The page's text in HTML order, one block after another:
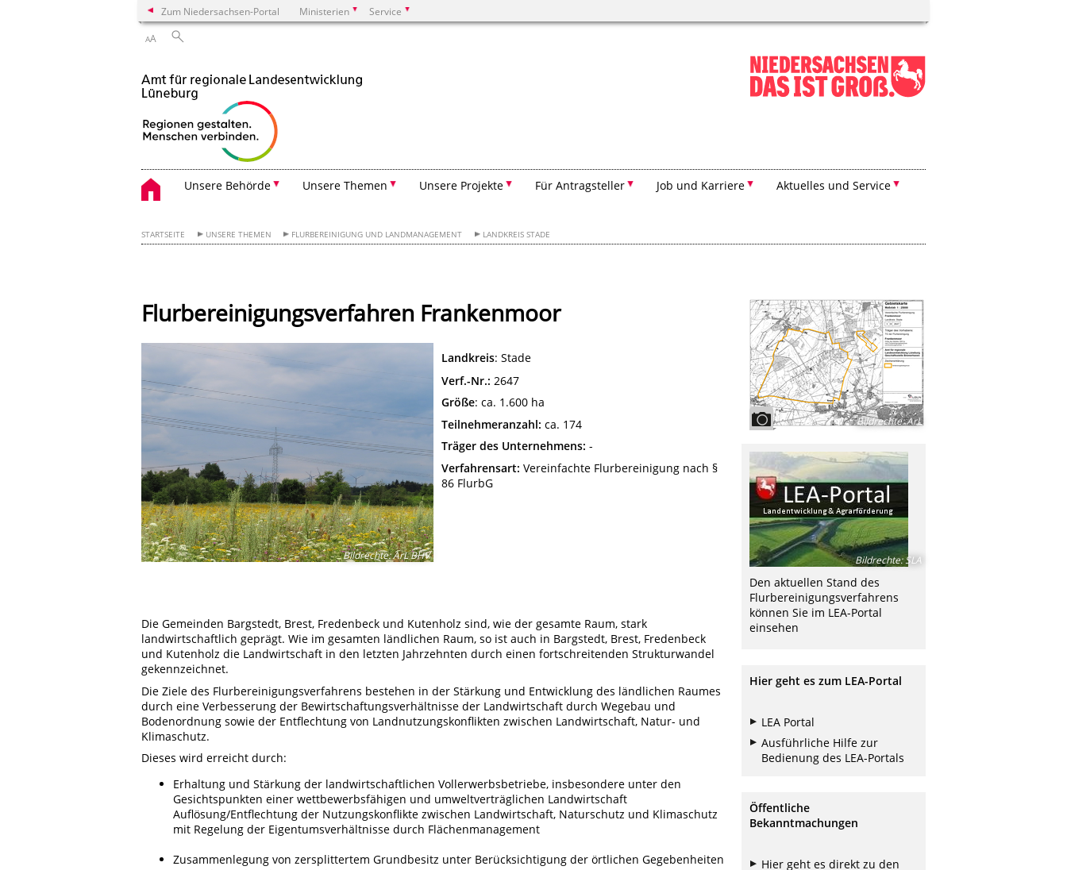
Zum Niedersachsen-Portal Ministerien Service
AA
Unsere Behörde Unsere Themen Unsere Projekte Für Antragsteller Job und Karriere Aktuelles und Service
STARTSEITE UNSERE THEMEN FLURBEREINIGUNG UND LANDMANAGEMENT LANDKREIS STADE
Flurbereinigungsverfahren Frankenmoor
Bildrechte:ArL BHV
Landkreis: Stade
Verf.-Nr.: 2647
Größe: ca. 1.600 ha
Teilnehmeranzahl: ca. 174
Träger des Unternehmens: -
Verfahrensart: Vereinfachte Flurbereinigung nach §
86 FlurbG
Die Gemeinden Bargstedt, Brest, Fredenbeck und Kutenholz sind, wie der gesamte Raum, stark
landwirtschaftlich geprägt. Wie im gesamten ländlichen Raum, so ist auch in Bargstedt, Brest, Fredenbeck
und Kutenholz die Landwirtschaft in den letzten Jahrzehnten durch einen fortschreitenden Strukturwandel
gekennzeichnet.
Die Ziele des Flurbereinigungsverfahrens bestehen in der Stärkung und Entwicklung des ländlichen Raumes
durch eine Verbesserung der Bewirtschaftungsverhältnisse der Landwirtschaft durch Wegebau und
Bodenordnung sowie der Entflechtung von Landnutzungskonflikten zwischen Landwirtschaft, Natur- und
Klimaschutz.
Dieses wird erreicht durch:
Erhaltung und Stärkung der landwirtschaftlichen Vollerwerbsbetriebe, insbesondere unter den
Gesichtspunkten einer wettbewerbsfähigen und umweltverträglichen Landwirtschaft
Auflösung/Entflechtung der Nutzungskonflikte zwischen Landwirtschaft, Naturschutz und Klimaschutz
mit Regelung der Eigentumsverhältnisse durch Flächenmanagement
Zusammenlegung von zersplittertem Grundbesitz unter Berücksichtigung der örtlichen Gegebenheiten
Bildrechte:ArL
Bildrechte:SLA
Den aktuellen Stand des
Flurbereinigungsverfahrens
können Sie im LEA-Portal
einsehen
Hier geht es zum LEA-Portal
LEA Portal
Ausführliche Hilfe zur
Bedienung des LEA-Portals
Öffentliche
Bekanntmachungen
Hier geht es direkt zu den